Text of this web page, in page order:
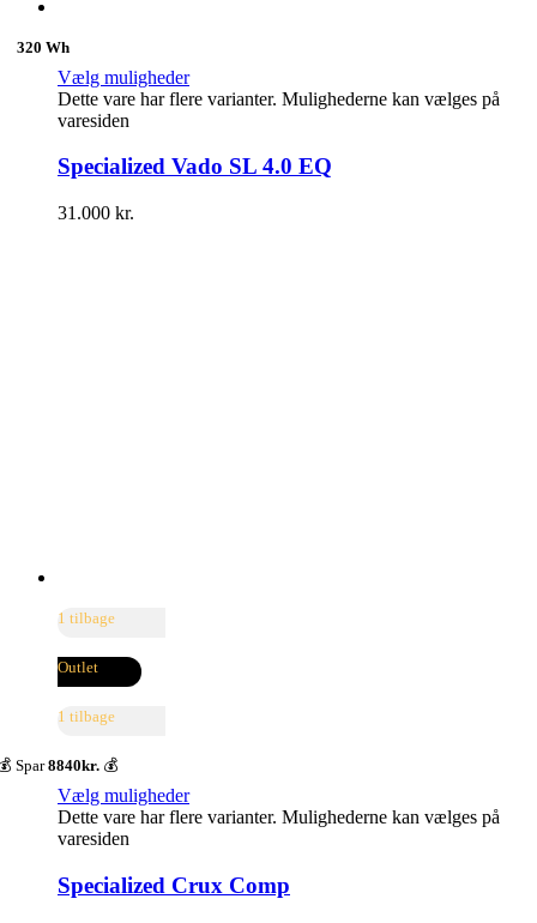
320 Wh
Vælg muligheder
Dette vare har flere varianter. Mulighederne kan vælges på
varesiden
Specialized Vado SL 4.0 EQ
31.000 kr.
1 tilbage
Outlet
1 tilbage
Spar8840kr. 💰
Vælg muligheder
Dette vare har flere varianter. Mulighederne kan vælges på
varesiden
Specialized Crux Comp